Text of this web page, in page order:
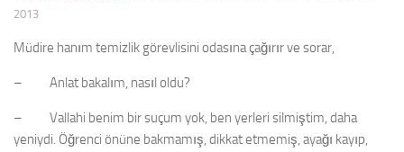
2013
Müdire hanım temizlik görevlisini odasına çağırır ve sorar,
– Anlat bakalım, nasıl oldu?
– Vallahi benim bir suçum yok, ben yerleri silmiştim, daha
yeniydi. Öğrenci önüne bakmamış, dikkat etmemiş, ayağı kayıp,